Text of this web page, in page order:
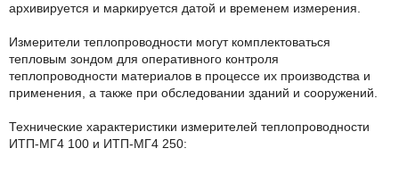
архивируется и маркируется датой и временем измерения.
Измерители теплопроводности могут комплектоваться
тепловым зондом для оперативного контроля
теплопроводности материалов в процессе их производства и
применения, а также при обследовании зданий и сооружений.
Технические характеристики измерителей теплопроводности
ИТП-МГ4 100 и ИТП-МГ4 250: